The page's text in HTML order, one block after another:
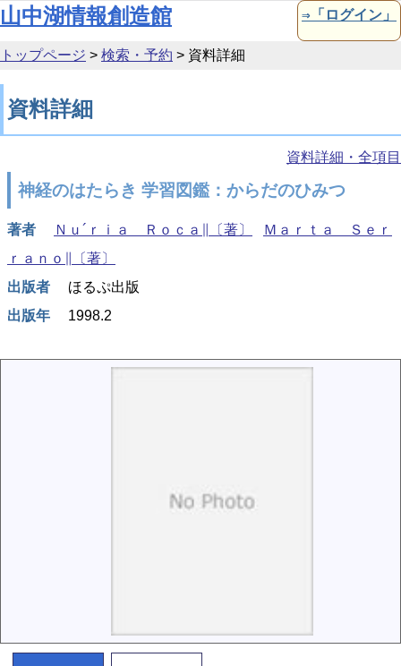
本文へ移動
山中湖情報創造館 ⇒「ログイン」
トップページ > 検索・予約 > 資料詳細
資料詳細
資料詳細・全項目
神経のはたらき 学習図鑑：からだのひみつ
著者 Ｎｕ´ｒｉａ Ｒｏｃａ∥〔著〕
Ｍａｒｔａ Ｓｅｒ
ｒａｎｏ∥〔著〕
出版者
ほるぷ出版
出版年
1998.2